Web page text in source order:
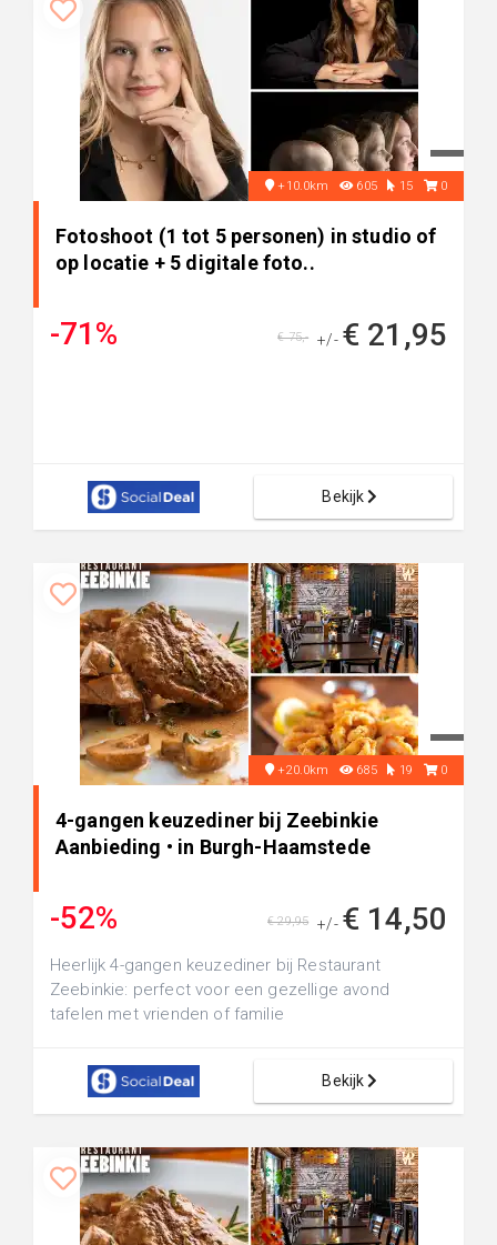
+10.0km 605 15 0
Fotoshoot (1 tot 5 personen) in studio of
op locatie + 5 digitale foto..
-71% +/- € 21,95
€ 75,-
Bekijk
+20.0km 685 19 0
4-gangen keuzediner bij Zeebinkie
Aanbieding • in Burgh-Haamstede
-52% +/- € 14,50
€ 29,95
Heerlijk 4-gangen keuzediner bij Restaurant
Zeebinkie: perfect voor een gezellige avond
tafelen met vrienden of familie
Bekijk